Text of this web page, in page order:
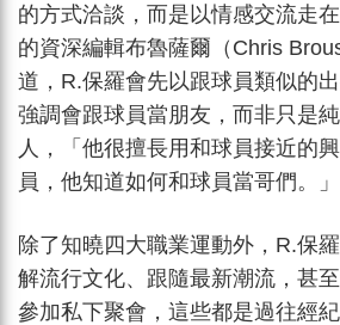
的方式洽談，而是以情感交流走
的資深編輯布魯薩爾（Chris
道，R.保羅會先以跟球員類似的
強調會跟球員當朋友，而非只是
人，「他很擅長用和球員接近的
員，他知道如何和球員當哥們。」
除了知曉四大職業運動外，R.保
解流行文化、跟隨最新潮流，甚
參加私下聚會，這些都是過往經